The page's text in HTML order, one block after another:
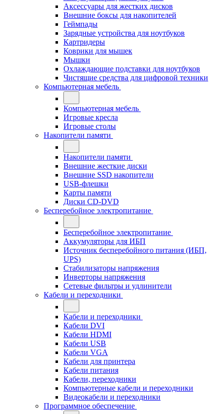
Аксессуары для жестких дисков
Внешние боксы для накопителей
Геймпады
Зарядные устройства для ноутбуков
Картридеры
Коврики для мышек
Мышки
Охлаждающие подставки для ноутбуков
Чистящие средства для цифровой техники
Компьютерная мебель
Компьютерная мебель
Игровые кресла
Игровые столы
Накопители памяти
Накопители памяти
Внешние жесткие диски
Внешние SSD накопители
USB-флешки
Карты памяти
Диски CD-DVD
Бесперебойное электропитание
Бесперебойное электропитание
Аккумуляторы для ИБП
Источник бесперебойного питания (ИБП,
UPS)
Стабилизаторы напряжения
Инверторы напряжения
Сетевые фильтры и удлинители
Кабели и переходники
Кабели и переходники
Кабели DVI
Кабели HDMI
Кабели USB
Кабели VGA
Кабели для принтера
Кабели питания
Кабели, переходники
Компьютерные кабели и переходники
Видеокабели и переходники
Программное обеспечение